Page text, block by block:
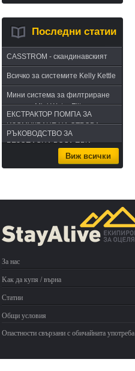
Последни статии
CASSTROM - скандинавският
път в оцеляването или
бушкрафт по лапландски
Всичко за системите Kelly Kettle
Мини система за филтриране
на вода Mini Water Filter
ЕКСТРАКТОР ПОМПА ЗА
ИЗСМУКВАНЕ НА ОТРОВА -
комплект за извличане на
РЪКОВОДСТВО ЗА
БЕЗОПАСНА ВОДА ПРИ
Виж всички
За нас
Kак да купя / върна
Статии
Общи условия
Опастности свързани с обичайната употреба